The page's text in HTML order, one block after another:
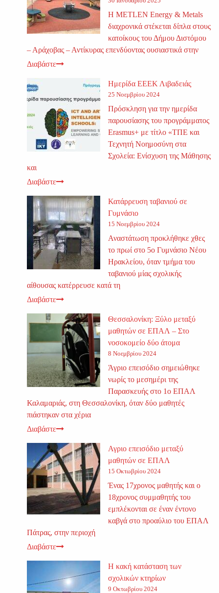
Η METLEN Energy & Metals
διαχρονικά στέκεται δίπλα στους
κατοίκους του Δήμου Διστόμου
– Αράχοβας – Αντίκυρας επενδύοντας ουσιαστικά στην
Διαβάστε
Ημερίδα ΕΕΕΚ Λιβαδειάς
25 Νοεμβρίου 2024
Πρόσκληση για την ημερίδα
παρουσίασης του προγράμματος
Erasmus+ με τίτλο «ΤΠΕ και
Τεχνητή Νοημοσύνη στα
Σχολεία: Ενίσχυση της Μάθησης
και
Διαβάστε
Κατάρρευση ταβανιού σε
Γυμνάσιο
15 Νοεμβρίου 2024
Αναστάτωση προκλήθηκε χθες
το πρωί στο 5ο Γυμνάσιο Νέου
Ηρακλείου, όταν τμήμα του
ταβανιού μίας σχολικής
αίθουσας κατέρρευσε κατά τη
Διαβάστε
Θεσσαλονίκη: Ξύλο μεταξύ
μαθητών σε ΕΠΑΛ – Στο
νοσοκομείο δύο άτομα
8 Νοεμβρίου 2024
Άγριο επεισόδιο σημειώθηκε
νωρίς το μεσημέρι της
Παρασκευής στο 1ο ΕΠΑΛ
Καλαμαριάς, στη Θεσσαλονίκη, όταν δύο μαθητές
πιάστηκαν στα χέρια
Διαβάστε
Αγριο επεισόδιο μεταξύ
μαθητών σε ΕΠΑΛ
15 Οκτωβρίου 2024
Ένας 17χρονος μαθητής και ο
18χρονος συμμαθητής του
εμπλέκονται σε έναν έντονο
καβγά στο προαύλιο του ΕΠΑΛ
Πάτρας, στην περιοχή
Διαβάστε
Η κακή κατάσταση των
σχολικών κτηρίων
9 Οκτωβρίου 2024